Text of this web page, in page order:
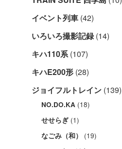
イベント列車 (42)
いろいろ撮影記録(14)
キハ110系(107)
キハE200形 (28)
ジョイフルトレイン (139)
NO.DO.KA (18)
せせらぎ (1)
なごみ（和） (19)